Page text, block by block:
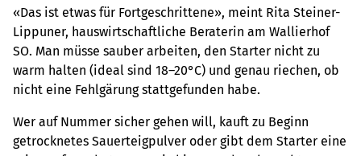
«Das ist etwas für Fortgeschrittene», meint Rita Steiner-
Lippuner, hauswirtschaftliche Beraterin am Wallierhof
SO. Man müsse sauber arbeiten, den Starter nicht zu
warm halten (ideal sind 18–20°C) und genau riechen, ob
nicht eine Fehlgärung stattgefunden habe.
Wer auf Nummer sicher gehen will, kauft zu Beginn
getrocknetes Sauerteigpulver oder gibt dem Starter eine